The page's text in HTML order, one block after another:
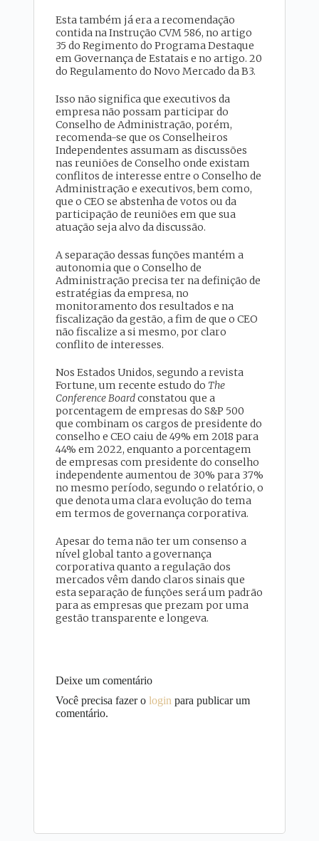
Esta também já era a recomendação
contida na Instrução CVM 586, no artigo
35 do Regimento do Programa Destaque
em Governança de Estatais e no artigo. 20
do Regulamento do Novo Mercado da B3.
Isso não significa que executivos da
empresa não possam participar do
Conselho de Administração, porém,
recomenda-se que os Conselheiros
Independentes assumam as discussões
nas reuniões de Conselho onde existam
conflitos de interesse entre o Conselho de
Administração e executivos, bem como,
que o CEO se abstenha de votos ou da
participação de reuniões em que sua
atuação seja alvo da discussão.
A separação dessas funções mantém a
autonomia que o Conselho de
Administração precisa ter na definição de
estratégias da empresa, no
monitoramento dos resultados e na
fiscalização da gestão, a fim de que o CEO
não fiscalize a si mesmo, por claro
conflito de interesses.
Nos Estados Unidos, segundo a revista
Fortune, um recente estudo do The
Conference Boardconstatou que a
porcentagem de empresas do S&P 500
que combinam os cargos de presidente do
conselho e CEO caiu de 49% em 2018 para
44% em 2022, enquanto a porcentagem
de empresas com presidente do conselho
independente aumentou de 30% para 37%
no mesmo período, segundo o relatório, o
que denota uma clara evolução do tema
em termos de governança corporativa.
Apesar do tema não ter um consenso a
nível global tanto a governança
corporativa quanto a regulação dos
mercados vêm dando claros sinais que
esta separação de funções será um padrão
para as empresas que prezam por uma
gestão transparente e longeva.
Deixe um comentário
Você precisa fazer o login para publicar um
comentário.